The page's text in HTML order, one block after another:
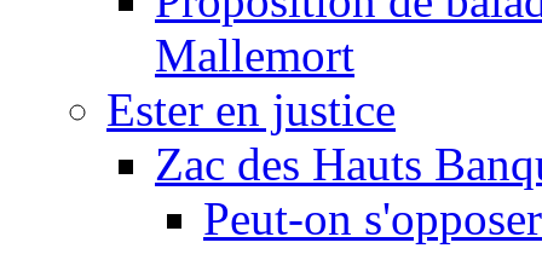
Mallemort
Ester en justice
Zac des Hauts
Peut-on